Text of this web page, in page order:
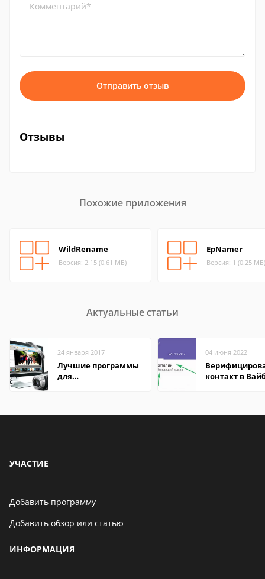
Комментарий*
Отправить отзыв
Отзывы
Похожие приложения
WildRename
Версия: 2.15 (0.61 МБ)
EpNamer
Версия: 1 (0.25 МБ)
Актуальные статьи
24 января 2017
Лучшие программы
для
04 июня 2022
контакт в
УЧАСТИЕ
Добавить программу
Добавить обзор или статью
ИНФОРМАЦИЯ